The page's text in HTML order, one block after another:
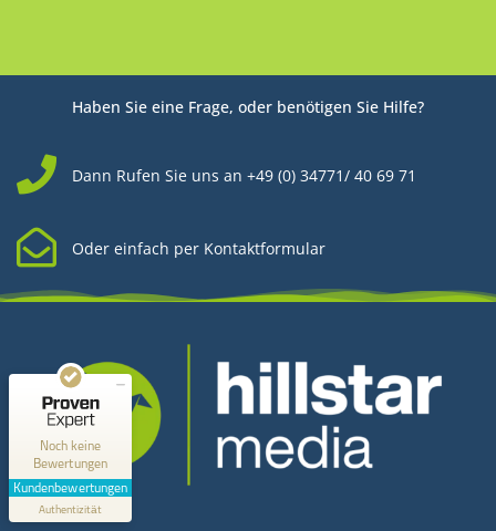
Haben Sie eine Frage, oder benötigen Sie Hilfe?
Dann Rufen Sie uns an +49 (0) 34771/ 40 69 71
Oder einfach per Kontaktformular
Kontakt
Noch keine
Bewertungen
Kundenbewertungen
Authentizität
MANGELHAFT
0,00 / 5,00
Erfahren Sie mehr über dieses Bewertungssiegel
Profil ansehen